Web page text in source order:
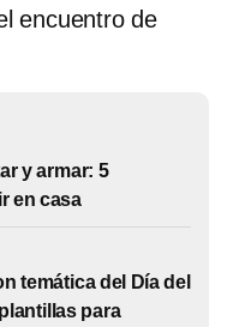
encuentro de
y armar: 5
en casa
temática del Día del
para